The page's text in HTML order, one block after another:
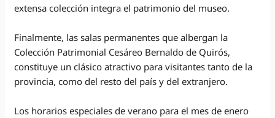
extensa colección integra el patrimonio del museo.
Finalmente, las salas permanentes que albergan la
Colección Patrimonial Cesáreo Bernaldo de Quirós,
constituye un clásico atractivo para visitantes tanto de la
provincia, como del resto del país y del extranjero.
Los horarios especiales de verano para el mes de enero